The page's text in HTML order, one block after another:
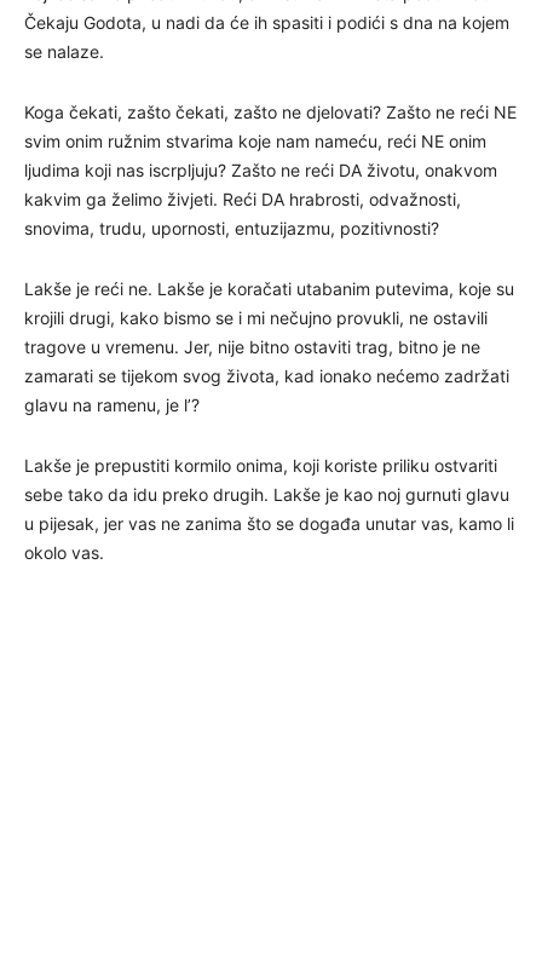
Čekaju Godota, u nadi da će ih spasiti i podići s dna na kojem
se nalaze.
Koga čekati, zašto čekati, zašto ne djelovati? Zašto ne reći NE
svim onim ružnim stvarima koje nam nameću, reći NE onim
ljudima koji nas iscrpljuju? Zašto ne reći DA životu, onakvom
kakvim ga želimo živjeti. Reći DA hrabrosti, odvažnosti,
snovima, trudu, upornosti, entuzijazmu, pozitivnosti?
Lakše je reći ne. Lakše je koračati utabanim putevima, koje su
krojili drugi, kako bismo se i mi nečujno provukli, ne ostavili
tragove u vremenu. Jer, nije bitno ostaviti trag, bitno je ne
zamarati se tijekom svog života, kad ionako nećemo zadržati
glavu na ramenu, je l’?
Lakše je prepustiti kormilo onima, koji koriste priliku ostvariti
sebe tako da idu preko drugih. Lakše je kao noj gurnuti glavu
u pijesak, jer vas ne zanima što se događa unutar vas, kamo li
okolo vas.